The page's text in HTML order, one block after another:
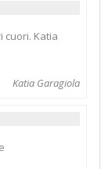
cuori. Katia
Katia Garagiola